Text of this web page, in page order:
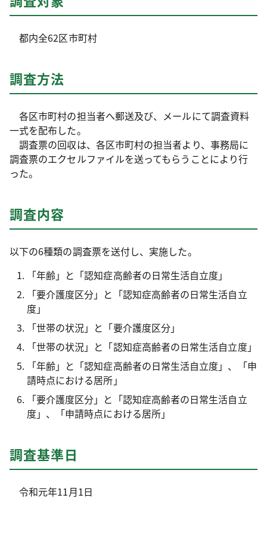
都内全62区市町村
調査方法
各区市町村の担当者へ郵送及び、メールにて調査資料
一式を配布した。
調査票の回収は、各区市町村の担当者より、事務局に
調査票のエクセルファイルを送ってもらうことにより行
った。
調査内容
以下の6種類の調査票を送付し、実施した。
「年齢」と「認知症高齢者の日常生活自立度」
「要介護度区分」と「認知症高齢者の日常生活自立
度」
「世帯の状況」と「要介護度区分」
「世帯の状況」と「認知症高齢者の日常生活自立度」
「年齢」と「認知症高齢者の日常生活自立度」、「申
請時点における居所」
「要介護度区分」と「認知症高齢者の日常生活自立
度」、「申請時点における居所」
調査基準日
令和元年11月1日